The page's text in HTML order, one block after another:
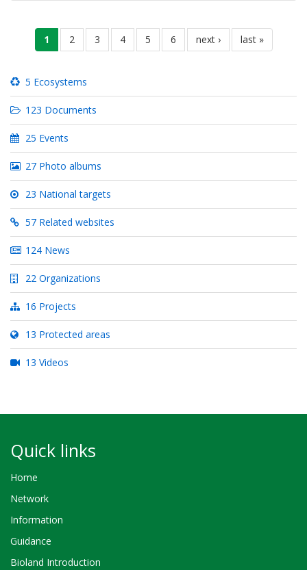
Pagination
current
page
1 page
2 page
3 page
4 page
5 page
6
next
page
next ›
last
page
last »
5 Ecosystems
123 Documents
25 Events
27 Photo albums
23 National targets
57 Related websites
124 News
22 Organizations
16 Projects
13 Protected areas
13 Videos
Quick links
Home
Network
Information
Guidance
Bioland Introduction